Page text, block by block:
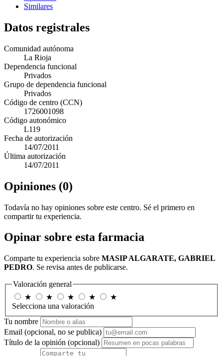
Similares
Datos registrales
Comunidad autónoma
La Rioja
Dependencia funcional
Privados
Grupo de dependencia funcional
Privados
Código de centro (CCN)
1726001098
Código autonómico
L119
Fecha de autorización
14/07/2011
Última autorización
14/07/2011
Opiniones (0)
Todavía no hay opiniones sobre este centro. Sé el primero en
compartir tu experiencia.
Opinar sobre esta farmacia
Comparte tu experiencia sobre MASIP ALGARATE, GABRIEL
PEDRO. Se revisa antes de publicarse.
Valoración general
★
★ ★ ★
★
Selecciona una valoración
Tu nombre
Email (opcional, no se publica)
Título de la opinión (opcional)